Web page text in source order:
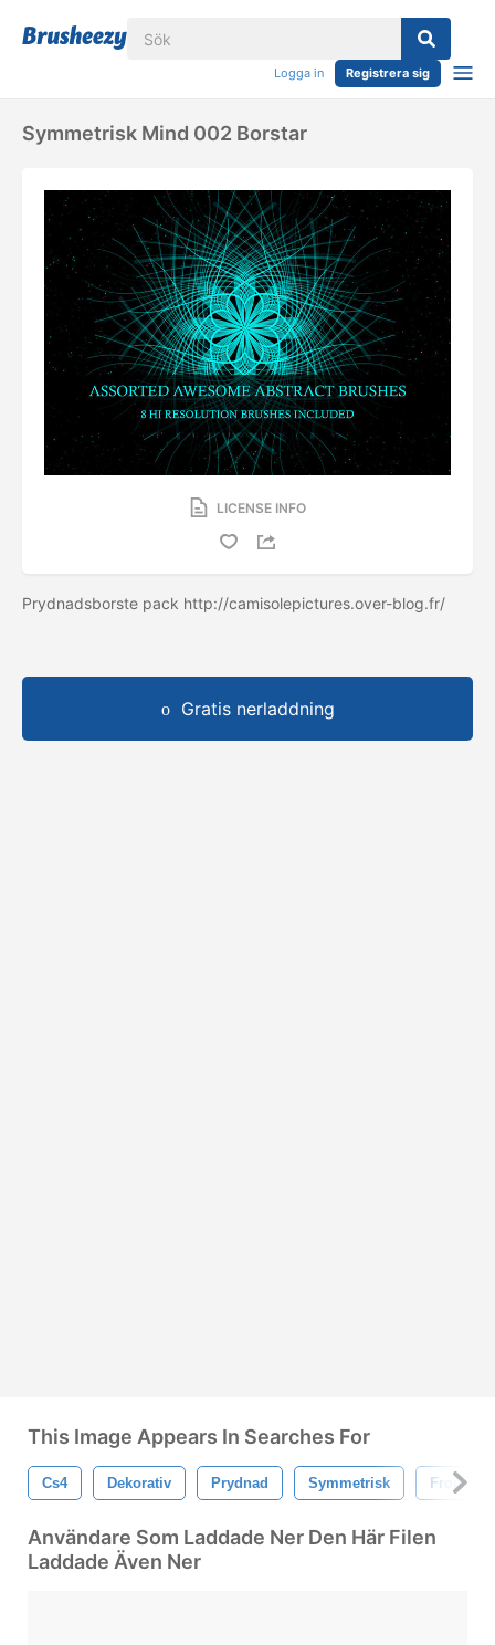
Logga in Registrera sig
Symmetrisk Mind 002 Borstar
LICENSE INFO
Prydnadsborste pack http://camisolepictures.over-blog.fr/
Gratis nerladdning
This Image Appears In Searches For
Cs4 Dekorativ Prydnad Symmetrisk Frodas
Användare Som Laddade Ner Den Här Filen
Laddade Även Ner